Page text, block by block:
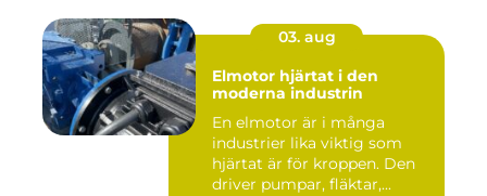
03. aug
Elmotor hjärtat i den
moderna industrin
En elmotor är i många
industrier lika viktig som
hjärtat är för kroppen. Den
driver pumpar, fläktar,...